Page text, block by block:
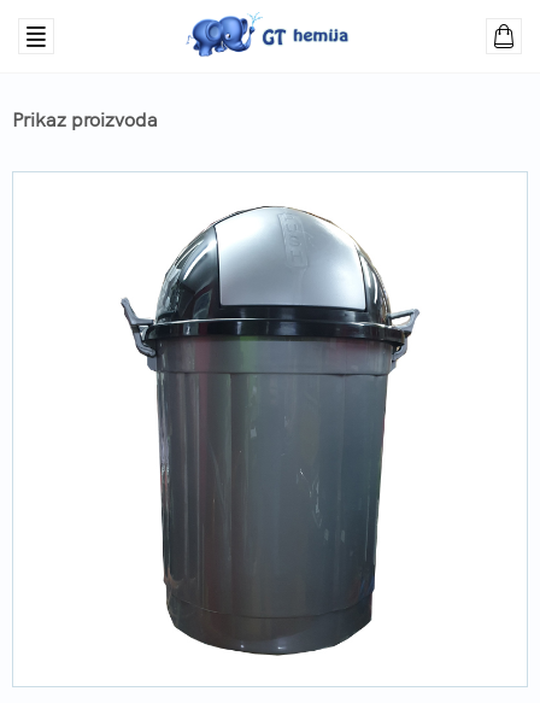
Prikaz proizvoda